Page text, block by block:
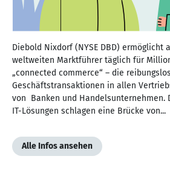
Diebold Nixdorf (NYSE DBD) ermöglicht
weltweiten Marktführer täglich für
„connected commerce“ – die
Geschäftstransaktionen in allen
von Banken und Handelsunternehmen.
IT-Lösungen schlagen eine Brücke von...
Alle Infos ansehen